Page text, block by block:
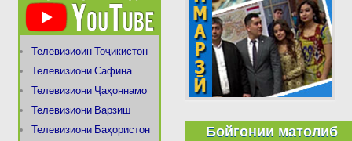
Телевизиоин Тоҷикистон
Телевизиони Сафина
Телевизиони Ҷаҳоннамо
Телевизиони Варзиш
Телевизиони Баҳористон
Бойгонии матолиб